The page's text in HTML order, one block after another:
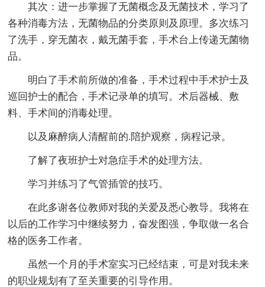
其次：进一步掌握了无菌概念及无菌技术，学习了
各种消毒方法，无菌物品的分类原则及原理。多次练习
了洗手，穿无菌衣，戴无菌手套，手术台上传递无菌物
品。
明白了手术前所做的准备，手术过程中手术护士及
巡回护士的配合，手术记录单的填写。术后器械、敷
料、手术间的消毒处理。
以及麻醉病人清醒前的.陪护观察，病程记录。
了解了夜班护士对急症手术的处理方法。
学习并练习了气管插管的技巧。
在此多谢各位教师对我的关爱及悉心教导。我将在
以后的工作学习中继续努力，奋发图强，争取做一名合
格的医务工作者。
虽然一个月的手术室实习已经结束，可是对我未来
的职业规划有了至关重要的引导作用。